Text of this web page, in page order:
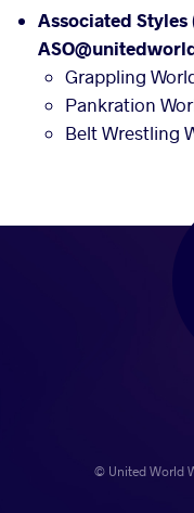
Associated
Grappling
Pankration
Belt Wrestling
© United World